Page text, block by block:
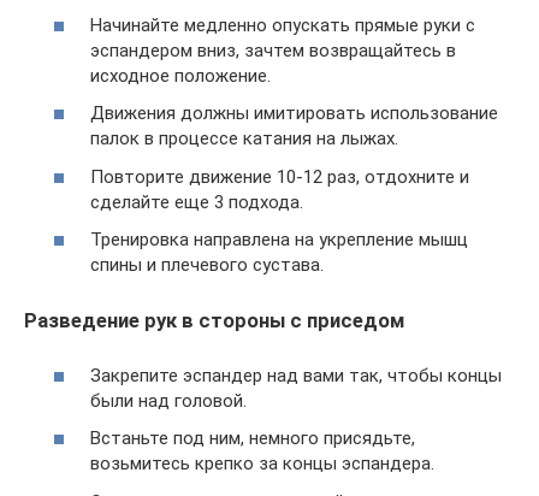
Начинайте медленно опускать прямые руки с
эспандером вниз, зачтем возвращайтесь в
исходное положение.
Движения должны имитировать использование
палок в процессе катания на лыжах.
Повторите движение 10-12 раз, отдохните и
сделайте еще 3 подхода.
Тренировка направлена на укрепление мышц
спины и плечевого сустава.
Разведение рук в стороны с приседом
Закрепите эспандер над вами так, чтобы концы
были над головой.
Встаньте под ним, немного присядьте,
возьмитесь крепко за концы эспандера.